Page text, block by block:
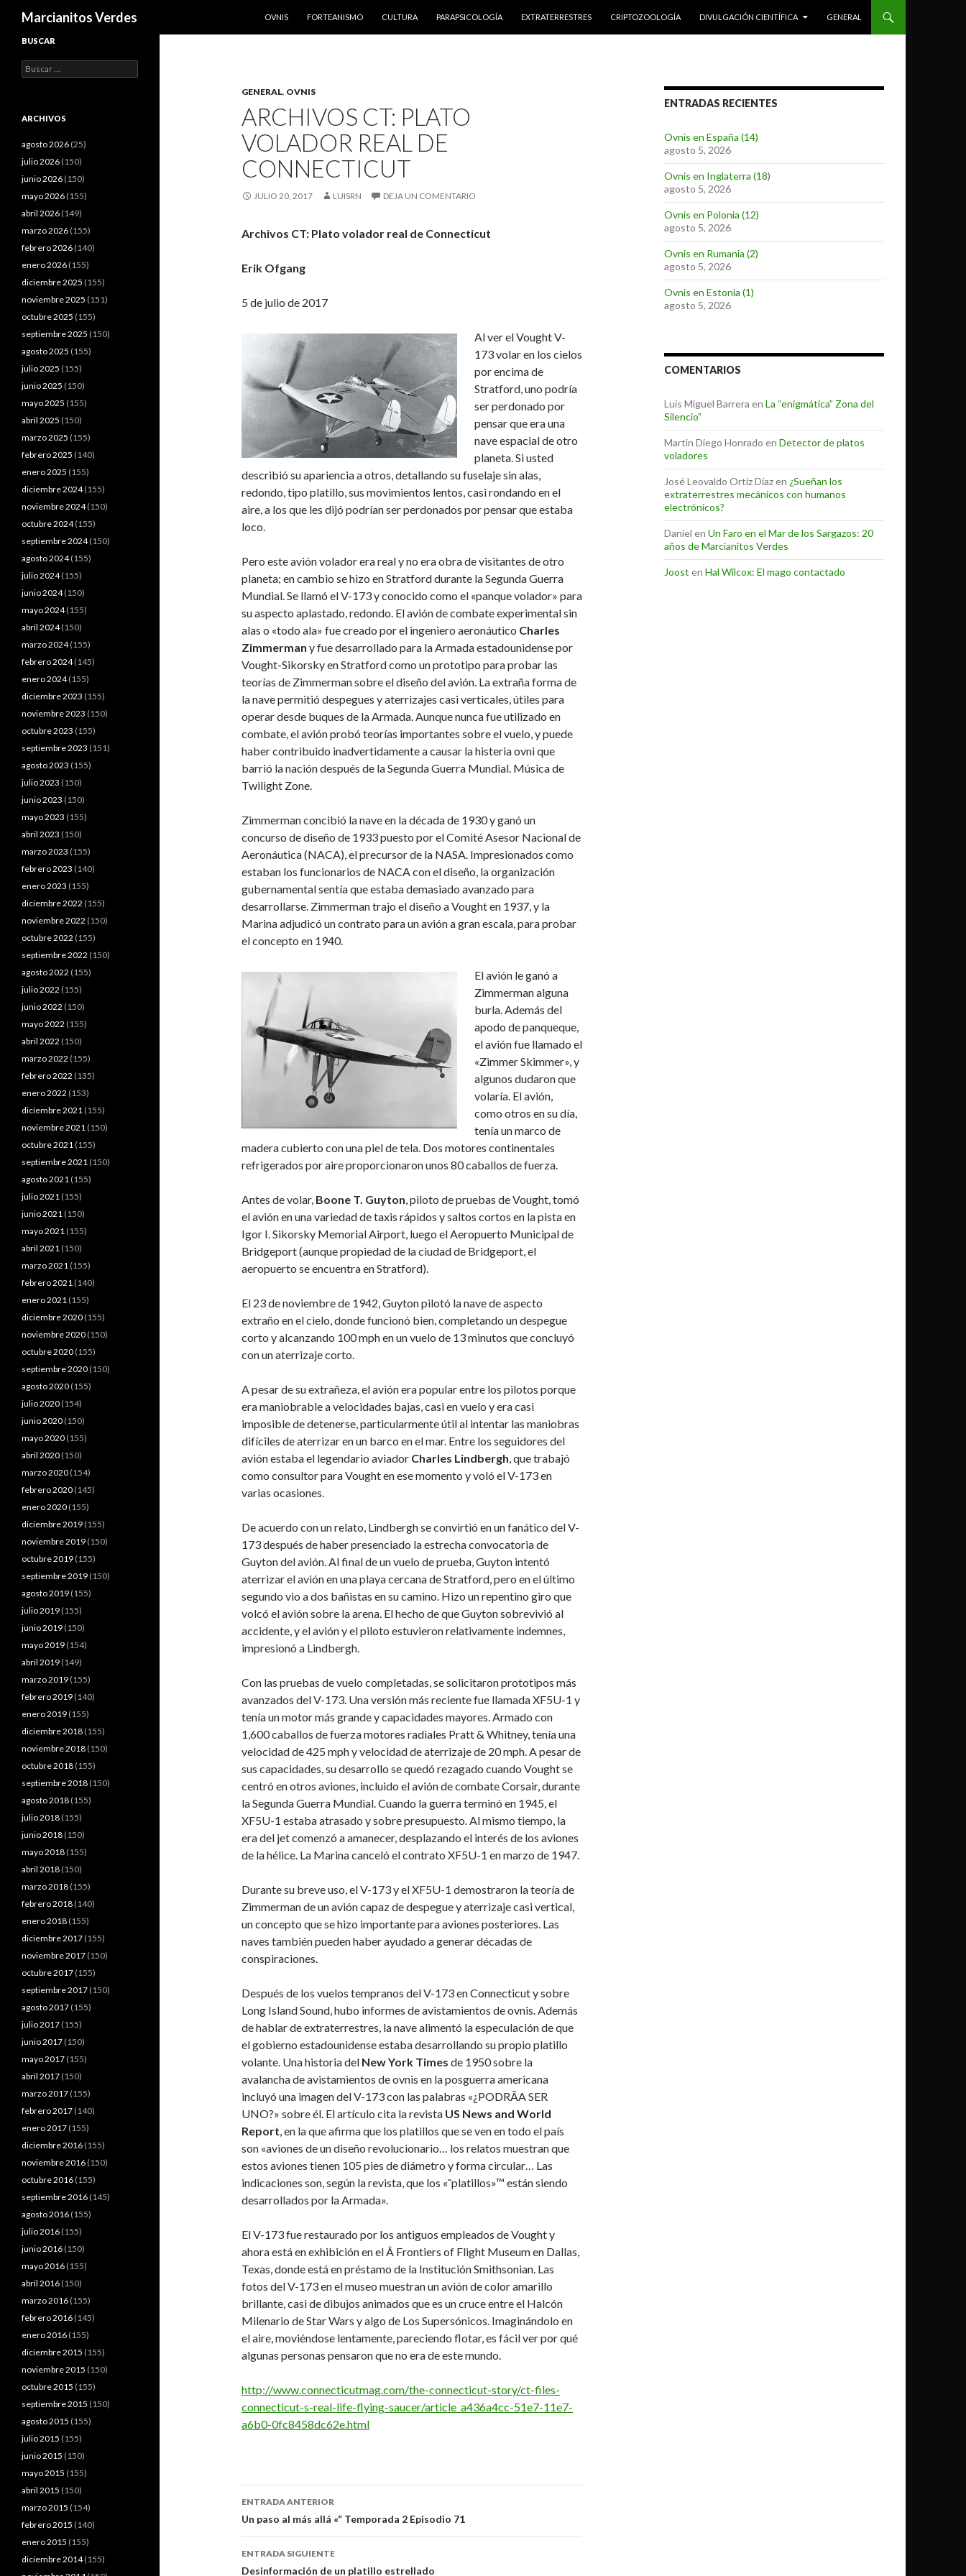
Marcianitos Verdes
OVNIS
FORTEANISMO CULTURA PARAPSICOLOGÍA EXTRATERRESTRES CRIPTOZOOLOGÍA DIVULGACIÓN CIENTÍFICA GENERAL
GENERAL, OVNIS
ARCHIVOS CT: PLATO
VOLADOR REAL DE
CONNECTICUT
JULIO 20, 2017 LUISRN DEJA UN COMENTARIO
Archivos CT: Plato volador real de Connecticut
Erik Ofgang
5 de julio de 2017
Al ver el Vought V-
173 volar en los cielos
por encima de
Stratford, uno podría
ser perdonado por
pensar que era una
nave espacial de otro
planeta. Si usted
describió su apariencia a otros, detallando su fuselaje sin alas,
redondo, tipo platillo, sus movimientos lentos, casi rondando en el
aire, a los que les dijó podrían ser perdonados por pensar que estaba
loco.
Pero este avión volador era real y no era obra de visitantes de otro
planeta; en cambio se hizo en Stratford durante la Segunda Guerra
Mundial. Se llamó el V-173 y conocido como el «panque volador» para
su aspecto aplastado, redondo. El avión de combate experimental sin
alas o «todo ala» fue creado por el ingeniero aeronáutico Charles
Zimmerman y fue desarrollado para la Armada estadounidense por
Vought-Sikorsky en Stratford como un prototipo para probar las
teorías de Zimmerman sobre el diseño del avión. La extraña forma de
la nave permitió despegues y aterrizajes casi verticales, útiles para
operar desde buques de la Armada. Aunque nunca fue utilizado en
combate, el avión probó teorías importantes sobre el vuelo, y puede
haber contribuido inadvertidamente a causar la histeria ovni que
barrió la nación después de la Segunda Guerra Mundial. Música de
Twilight Zone.
Zimmerman concibió la nave en la década de 1930 y ganó un
concurso de diseño de 1933 puesto por el Comité Asesor Nacional de
Aeronáutica (NACA), el precursor de la NASA. Impresionados como
estaban los funcionarios de NACA con el diseño, la organización
gubernamental sentía que estaba demasiado avanzado para
desarrollarse. Zimmerman trajo el diseño a Vought en 1937, y la
Marina adjudicó un contrato para un avión a gran escala, para probar
el concepto en 1940.
El avión le ganó a
Zimmerman alguna
burla. Además del
apodo de panqueque,
el avión fue llamado el
«Zimmer Skimmer», y
algunos dudaron que
volaría. El avión,
como otros en su día,
tenía un marco de
madera cubierto con una piel de tela. Dos motores continentales
refrigerados por aire proporcionaron unos 80 caballos de fuerza.
Antes de volar, Boone T. Guyton, piloto de pruebas de Vought, tomó
el avión en una variedad de taxis rápidos y saltos cortos en la pista en
Igor I. Sikorsky Memorial Airport, luego el Aeropuerto Municipal de
Bridgeport (aunque propiedad de la ciudad de Bridgeport, el
aeropuerto se encuentra en Stratford).
El 23 de noviembre de 1942, Guyton pilotó la nave de aspecto
extraño en el cielo, donde funcionó bien, completando un despegue
corto y alcanzando 100 mph en un vuelo de 13 minutos que concluyó
con un aterrizaje corto.
A pesar de su extrañeza, el avión era popular entre los pilotos porque
era maniobrable a velocidades bajas, casi en vuelo y era casi
imposible de detenerse, particularmente útil al intentar las maniobras
difíciles de aterrizar en un barco en el mar. Entre los seguidores del
avión estaba el legendario aviador Charles Lindbergh, que trabajó
como consultor para Vought en ese momento y voló el V-173 en
varias ocasiones.
De acuerdo con un relato, Lindbergh se convirtió en un fanático del V-
173 después de haber presenciado la estrecha convocatoria de
Guyton del avión. Al final de un vuelo de prueba, Guyton intentó
aterrizar el avión en una playa cercana de Stratford, pero en el último
segundo vio a dos bañistas en su camino. Hizo un repentino giro que
volcó el avión sobre la arena. El hecho de que Guyton sobrevivió al
accidente, y el avión y el piloto estuvieron relativamente indemnes,
impresionó a Lindbergh.
Con las pruebas de vuelo completadas, se solicitaron prototipos más
avanzados del V-173. Una versión más reciente fue llamada XF5U-1 y
tenía un motor más grande y capacidades mayores. Armado con
1,600 caballos de fuerza motores radiales Pratt & Whitney, tenía una
velocidad de 425 mph y velocidad de aterrizaje de 20 mph. A pesar de
sus capacidades, su desarrollo se quedó rezagado cuando Vought se
centró en otros aviones, incluido el avión de combate Corsair, durante
la Segunda Guerra Mundial. Cuando la guerra terminó en 1945, el
XF5U-1 estaba atrasado y sobre presupuesto. Al mismo tiempo, la
era del jet comenzó a amanecer, desplazando el interés de los aviones
de la hélice. La Marina canceló el contrato XF5U-1 en marzo de 1947.
Durante su breve uso, el V-173 y el XF5U-1 demostraron la teoría de
Zimmerman de un avión capaz de despegue y aterrizaje casi vertical,
un concepto que se hizo importante para aviones posteriores. Las
naves también pueden haber ayudado a generar décadas de
conspiraciones.
Después de los vuelos tempranos del V-173 en Connecticut y sobre
Long Island Sound, hubo informes de avistamientos de ovnis. Además
de hablar de extraterrestres, la nave alimentó la especulación de que
el gobierno estadounidense estaba desarrollando su propio platillo
volante. Una historia del New York Times de 1950 sobre la
avalancha de avistamientos de ovnis en la posguerra americana
incluyó una imagen del V-173 con las palabras «¿PODRÃA SER
UNO?» sobre él. El artículo cita la revista US News and World
Report, en la que afirma que los platillos que se ven en todo el país
son «aviones de un diseño revolucionario… los relatos muestran que
estos aviones tienen 105 pies de diámetro y forma circular… Las
indicaciones son, según la revista, que los «˜platillos»™ están siendo
desarrollados por la Armada».
El V-173 fue restaurado por los antiguos empleados de Vought y
ahora está en exhibición en el Â Frontiers of Flight Museum en Dallas,
Texas, donde está en préstamo de la Institución Smithsonian. Las
fotos del V-173 en el museo muestran un avión de color amarillo
brillante, casi de dibujos animados que es un cruce entre el Halcón
Milenario de Star Wars y algo de Los Supersónicos. Imaginándolo en
el aire, moviéndose lentamente, pareciendo flotar, es fácil ver por qué
algunas personas pensaron que no era de este mundo.
http://www.connecticutmag.com/the-connecticut-story/ct-files-
connecticut-s-real-life-flying-saucer/article_a436a4cc-51e7-11e7-
a6b0-0fc8458dc62e.html
Navegación
de
entradas
ENTRADA ANTERIOR
Un paso al más allá «“ Temporada 2 Episodio 71
ENTRADA SIGUIENTE
Desinformación de un platillo estrellado
ENTRADAS RECIENTES
Ovnis en España (14)
agosto 5, 2026
Ovnis en Inglaterra (18)
agosto 5, 2026
Ovnis en Polonia (12)
agosto 5, 2026
Ovnis en Rumania (2)
agosto 5, 2026
Ovnis en Estonia (1)
agosto 5, 2026
COMENTARIOS
Luis Miguel Barrera en La “enigmática” Zona del
Silencio”
Martin Diego Honrado en Detector de platos
voladores
José Leovaldo Ortiz Díazen ¿Sueñan los
extraterrestres mecánicos con humanos
electrónicos?
Daniel en Un Faro en el Mar de los Sargazos: 20
años de Marcianitos Verdes
Joost en Hal Wilcox: El mago contactado
BUSCAR
Buscar:
ARCHIVOS
agosto 2026 (25)
julio 2026 (150)
junio 2026 (150)
mayo 2026 (155)
abril 2026 (149)
marzo 2026 (155)
febrero 2026 (140)
enero 2026 (155)
diciembre 2025 (155)
noviembre 2025 (151)
octubre 2025 (155)
septiembre 2025 (150)
agosto 2025 (155)
julio 2025 (155)
junio 2025 (150)
mayo 2025 (155)
abril 2025 (150)
marzo 2025 (155)
febrero 2025 (140)
enero 2025 (155)
diciembre 2024(155)
noviembre 2024(150)
octubre 2024(155)
septiembre 2024(150)
agosto 2024(155)
julio 2024(155)
junio 2024(150)
mayo 2024(155)
abril 2024(150)
marzo 2024(155)
febrero 2024(145)
enero 2024(155)
diciembre 2023 (155)
noviembre 2023 (150)
octubre 2023 (155)
septiembre 2023 (151)
agosto 2023 (155)
julio 2023 (150)
junio 2023 (150)
mayo 2023 (155)
abril 2023 (150)
marzo 2023 (155)
febrero 2023 (140)
enero 2023 (155)
diciembre 2022 (155)
noviembre 2022 (150)
octubre 2022 (155)
septiembre 2022 (150)
agosto 2022 (155)
julio 2022 (155)
junio 2022 (150)
mayo 2022 (155)
abril 2022 (150)
marzo 2022 (155)
febrero 2022 (135)
enero 2022 (153)
diciembre 2021 (155)
noviembre 2021 (150)
octubre 2021 (155)
septiembre 2021 (150)
agosto 2021 (155)
julio 2021 (155)
junio 2021 (150)
mayo 2021 (155)
abril 2021 (150)
marzo 2021 (155)
febrero 2021 (140)
enero 2021 (155)
diciembre 2020 (155)
noviembre 2020 (150)
octubre 2020 (155)
septiembre 2020 (150)
agosto 2020 (155)
julio 2020 (154)
junio 2020 (150)
mayo 2020 (155)
abril 2020 (150)
marzo 2020 (154)
febrero 2020 (145)
enero 2020 (155)
diciembre 2019 (155)
noviembre 2019 (150)
octubre 2019 (155)
septiembre 2019 (150)
agosto 2019 (155)
julio 2019 (155)
junio 2019 (150)
mayo 2019 (154)
abril 2019 (149)
marzo 2019 (155)
febrero 2019 (140)
enero 2019 (155)
diciembre 2018 (155)
noviembre 2018 (150)
octubre 2018 (155)
septiembre 2018 (150)
agosto 2018 (155)
julio 2018 (155)
junio 2018 (150)
mayo 2018 (155)
abril 2018 (150)
marzo 2018 (155)
febrero 2018 (140)
enero 2018 (155)
diciembre 2017 (155)
noviembre 2017 (150)
octubre 2017 (155)
septiembre 2017 (150)
agosto 2017 (155)
julio 2017 (155)
junio 2017 (150)
mayo 2017 (155)
abril 2017 (150)
marzo 2017 (155)
febrero 2017 (140)
enero 2017 (155)
diciembre 2016 (155)
noviembre 2016 (150)
octubre 2016 (155)
septiembre 2016 (145)
agosto 2016 (155)
julio 2016 (155)
junio 2016 (150)
mayo 2016 (155)
abril 2016 (150)
marzo 2016 (155)
febrero 2016 (145)
enero 2016 (155)
diciembre 2015 (155)
noviembre 2015 (150)
octubre 2015 (155)
septiembre 2015 (150)
agosto 2015 (155)
julio 2015 (155)
junio 2015 (150)
mayo 2015 (155)
abril 2015 (150)
marzo 2015 (154)
febrero 2015 (140)
enero 2015 (155)
diciembre 2014(155)